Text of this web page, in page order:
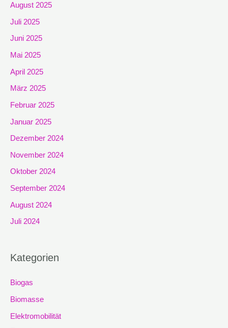
August 2025
Juli 2025
Juni 2025
Mai 2025
April 2025
März 2025
Februar 2025
Januar 2025
Dezember 2024
November 2024
Oktober 2024
September 2024
August 2024
Juli 2024
Kategorien
Biogas
Biomasse
Elektromobilität